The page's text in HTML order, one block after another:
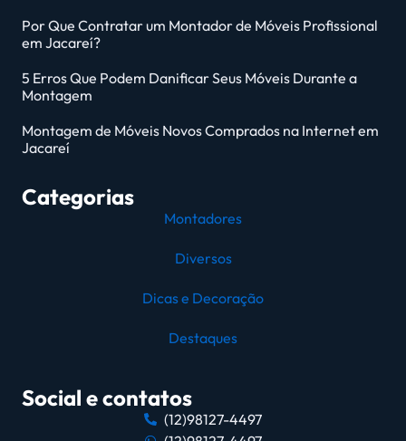
Por Que Contratar um Montador de Móveis Profissional
em Jacareí?
5 Erros Que Podem Danificar Seus Móveis Durante a
Montagem
Montagem de Móveis Novos Comprados na Internet em
Jacareí
Categorias
Montadores
Diversos
Dicas e Decoração
Destaques
Social e contatos
(12)98127-4497